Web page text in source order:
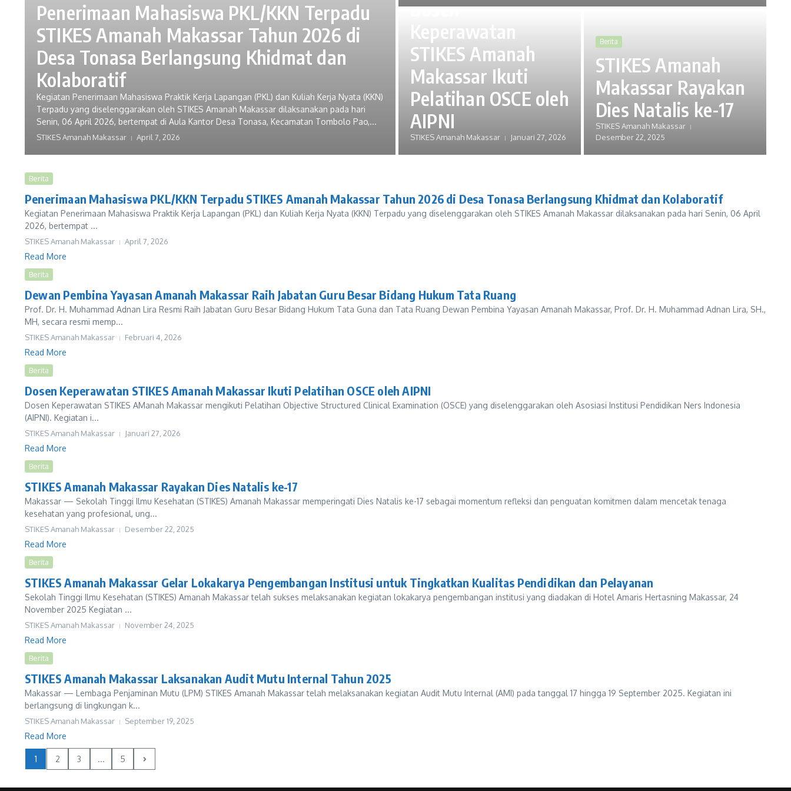
Penerimaan Mahasiswa PKL/KKN Terpadu
STIKES Amanah Makassar Tahun 2026 di
Desa Tonasa Berlangsung Khidmat dan
Kolaboratif
Kegiatan Penerimaan Mahasiswa Praktik Kerja Lapangan (PKL) dan Kuliah Kerja Nyata (KKN)
Terpadu yang diselenggarakan oleh STIKES Amanah Makassar dilaksanakan pada hari
Senin, 06 April 2026, bertempat di Aula Kantor Desa Tonasa, Kecamatan Tombolo Pao,...
STIKES Amanah Makassar April 7, 2026
Dosen
Keperawatan
STIKES Amanah
Makassar Ikuti
Pelatihan OSCE oleh
AIPNI
STIKES Amanah Makassar Januari 27, 2026
Berita
STIKES Amanah
Makassar Rayakan
Dies Natalis ke-17
STIKES Amanah Makassar
Desember 22, 2025
Berita
Penerimaan Mahasiswa PKL/KKN Terpadu STIKES Amanah Makassar Tahun 2026 di Desa Tonasa Berlangsung Khidmat dan Kolaboratif
Kegiatan Penerimaan Mahasiswa Praktik Kerja Lapangan (PKL) dan Kuliah Kerja Nyata (KKN) Terpadu yang diselenggarakan oleh STIKES Amanah Makassar dilaksanakan pada hari Senin, 06 April
2026, bertempat ...
STIKES Amanah Makassar April 7, 2026
Read More
Berita
Dewan Pembina Yayasan Amanah Makassar Raih Jabatan Guru Besar Bidang Hukum Tata Ruang
Prof. Dr. H. Muhammad Adnan Lira Resmi Raih Jabatan Guru Besar Bidang Hukum Tata Guna dan Tata Ruang Dewan Pembina Yayasan Amanah Makassar, Prof. Dr. H. Muhammad Adnan Lira, SH.,
MH, secara resmi memp...
STIKES Amanah Makassar Februari 4, 2026
Read More
Berita
Dosen Keperawatan STIKES Amanah Makassar Ikuti Pelatihan OSCE oleh AIPNI
Dosen Keperawatan STIKES AManah Makassar mengikuti Pelatihan Objective Structured Clinical Examination (OSCE) yang diselenggarakan oleh Asosiasi Institusi Pendidikan Ners Indonesia
(AIPNI). Kegiatan i...
STIKES Amanah Makassar Januari 27, 2026
Read More
Berita
STIKES Amanah Makassar Rayakan Dies Natalis ke-17
Makassar — Sekolah Tinggi Ilmu Kesehatan (STIKES) Amanah Makassar memperingati Dies Natalis ke-17 sebagai momentum refleksi dan penguatan komitmen dalam mencetak tenaga
kesehatan yang profesional, ung...
STIKES Amanah Makassar Desember 22, 2025
Read More
Berita
STIKES Amanah Makassar Gelar Lokakarya Pengembangan Institusi untuk Tingkatkan Kualitas Pendidikan dan Pelayanan
Sekolah Tinggi Ilmu Kesehatan (STIKES) Amanah Makassar telah sukses melaksanakan kegiatan lokakarya pengembangan institusi yang diadakan di Hotel Amaris Hertasning Makassar, 24
November 2025 Kegiatan ...
STIKES Amanah Makassar November 24, 2025
Read More
Berita
STIKES Amanah Makassar Laksanakan Audit Mutu Internal Tahun 2025
Makassar — Lembaga Penjaminan Mutu (LPM) STIKES Amanah Makassar telah melaksanakan kegiatan Audit Mutu Internal (AMI) pada tanggal 17 hingga 19 September 2025. Kegiatan ini
berlangsung di lingkungan k...
STIKES Amanah Makassar September 19, 2025
Read More
1 2 3 ... 5